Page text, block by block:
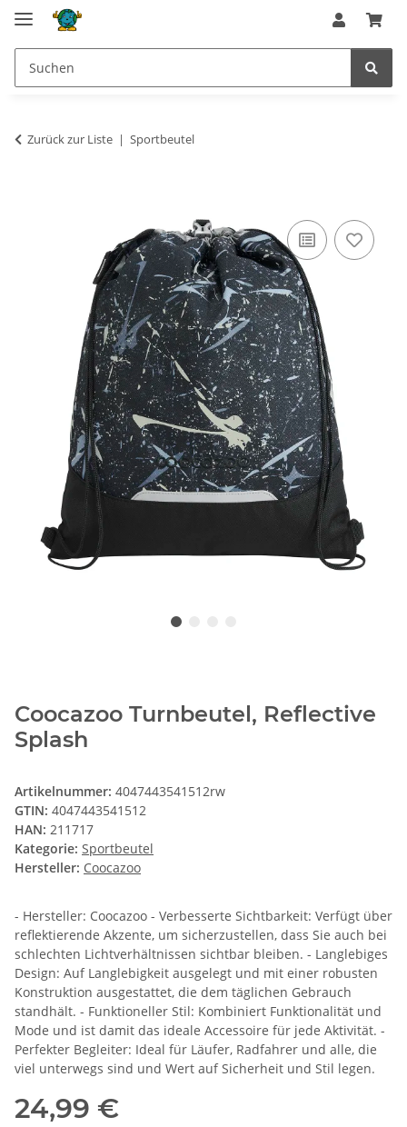
Zurück zur Liste Sportbeutel
Coocazoo Turnbeutel, Reflective
Splash
Artikelnummer: 4047443541512rw
GTIN: 4047443541512
HAN: 211717
Kategorie: Sportbeutel
Hersteller: Coocazoo
- Hersteller: Coocazoo - Verbesserte Sichtbarkeit: Verfügt über
reflektierende Akzente, um sicherzustellen, dass Sie auch bei
schlechten Lichtverhältnissen sichtbar bleiben. - Langlebiges
Design: Auf Langlebigkeit ausgelegt und mit einer robusten
Konstruktion ausgestattet, die dem täglichen Gebrauch
standhält. - Funktioneller Stil: Kombiniert Funktionalität und
Mode und ist damit das ideale Accessoire für jede Aktivität. -
Perfekter Begleiter: Ideal für Läufer, Radfahrer und alle, die
viel unterwegs sind und Wert auf Sicherheit und Stil legen.
24,99 €